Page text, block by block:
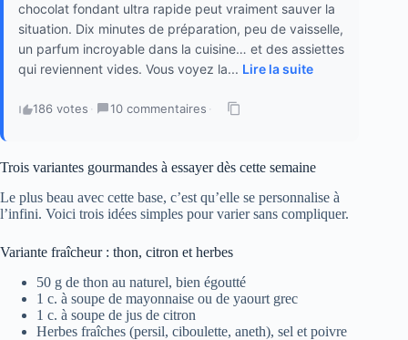
chocolat fondant ultra rapide peut vraiment sauver la
situation. Dix minutes de préparation, peu de vaisselle,
un parfum incroyable dans la cuisine… et des assiettes
qui reviennent vides. Vous voyez la... Lire la suite
186 votes · 10 commentaires ·
Trois variantes gourmandes à essayer dès cette semaine
Le plus beau avec cette base, c’est qu’elle se personnalise à
l’infini. Voici trois idées simples pour varier sans compliquer.
Variante fraîcheur : thon, citron et herbes
50 g de thon au naturel, bien égoutté
1 c. à soupe de mayonnaise ou de yaourt grec
1 c. à soupe de jus de citron
Herbes fraîches (persil, ciboulette, aneth), sel et poivre